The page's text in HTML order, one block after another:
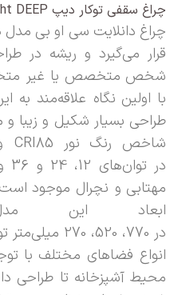
چراغ سقفی توکار دیپ Recessed Downlight DEEP
چراغ دانلایت سی او بی
قرار می‌گیرد و ریشه در
شخص متخصص یا غیر
با اولین نگاه علاقه‌مندبه
طراحی بسیار شکیل و زیبا و
شاخص رنگ نور CRI 85
در توان‌های 12،24 و 36
مهتابی و نچرال موجود
ابعاد این
در 770، 520، 270 میلی‌متر
انواع فضاهای مختلف با
محیط آشپزخانه تا طراحی